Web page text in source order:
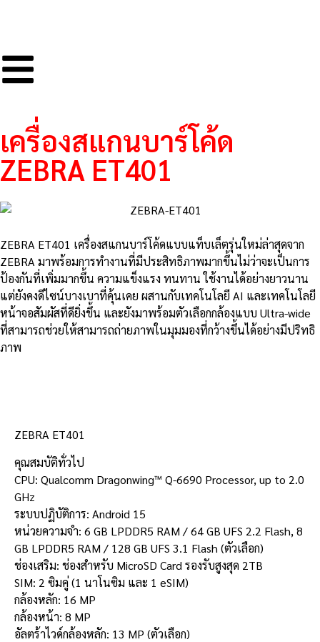
เครื่องสแกนบาร์โค้ด
ZEBRA ET401
ZEBRA ET401 เครื่องสแกนบาร์โค้ดแบบแท็บเล็ตรุ่นใหม่ล่าสุดจาก
ZEBRA มาพร้อมการทำงานที่มีประสิทธิภาพมากขึ้นไม่ว่าจะเป็นการ
ป้องกันที่เพิ่มมากขึ้น ความแข็งแรง ทนทาน ใช้งานได้อย่างยาวนาน
แต่ยังคงดีไซน์บางเบาที่คุ้นเคย ผสานกับเทคโนโลยี AI และเทคโนโลยี
หน้าจอสัมผัสที่ดียิ่งขึ้น และยังมาพร้อมตัวเลือกกล้องแบบ Ultra-wide
ที่สามารถช่วยให้สามารถถ่ายภาพในมุมมองที่กว้างขึ้นได้อย่างมีปริทธิ
ภาพ
ZEBRA ET401
คุณสมบัติทั่วไป
CPU: Qualcomm Dragonwing™ Q-6690 Processor, up to 2.0
GHz
ระบบปฏิบัติการ: Android 15
หน่วยความจำ: 6 GB LPDDR5 RAM / 64 GB UFS 2.2 Flash, 8
GB LPDDR5 RAM / 128 GB UFS 3.1 Flash (ตัวเลือก)
ช่องเสริม: ช่องสำหรับ MicroSD Card รองรับสูงสุด 2TB
SIM: 2 ซิมคู่ (1 นาโนซิม และ 1 eSIM)
กล้องหลัก: 16 MP
กล้องหน้า: 8 MP
อัลตร้าไวด์กล้องหลัก: 13 MP (ตัวเลือก)